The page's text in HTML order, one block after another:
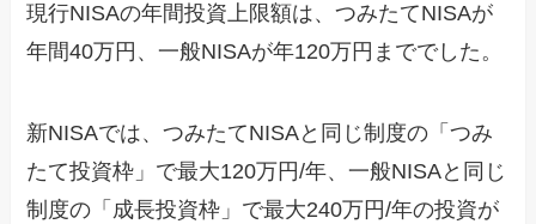
現行NISAの年間投資上限額は、つみたてNISAが
年間40万円、一般NISAが年120万円まででした。
新NISAでは、つみたてNISAと同じ制度の「つみ
たて投資枠」で最大120万円/年、一般NISAと同じ
制度の「成長投資枠」で最大240万円/年の投資が